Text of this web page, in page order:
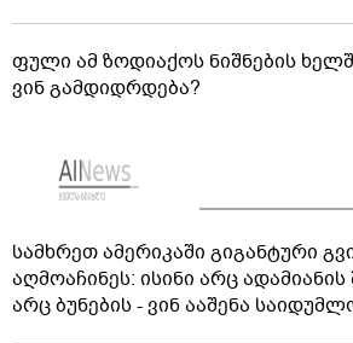
ფული ამ ზოდიაქოს ნიშნების
ვინ გამდიდრდება?
სამხრეთ ამერიკაში გიგანტური
აღმოაჩინეს: ისინი არც
არც ბუნების - ვინ ააშენა